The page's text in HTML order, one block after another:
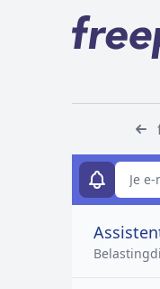
E-mailadres